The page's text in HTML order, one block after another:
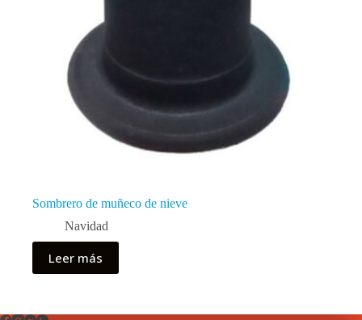
Sombrero de muñeco de nieve
Navidad
Leer más